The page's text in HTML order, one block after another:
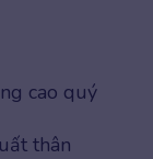
cao quý
thân